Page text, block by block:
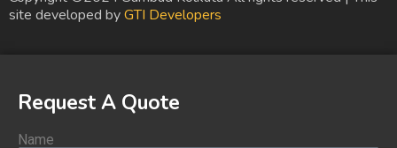
site developed byGTI Developers
Request A Quote
Name